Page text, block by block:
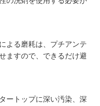
よる磨耗は、プチアンテ
ますので、できるだけ避
ートップに深い汚染、深